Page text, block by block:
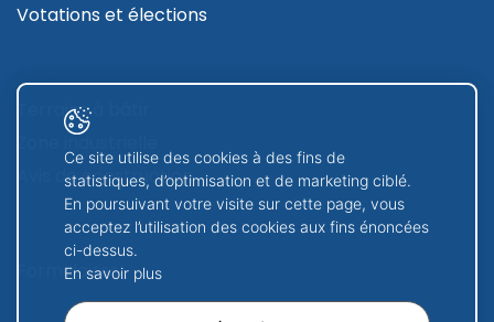
Votations et élections
CONTRUIRE
Terrains à bâtir
Zone industrielle
Avis de construction
GUICHET VIRTUEL
Formulaires
Ce site utilise des cookies à des fins de
statistiques, d’optimisation et de marketing ciblé.
En poursuivant votre visite sur cette page, vous
acceptez l’utilisation des cookies aux fins énoncées
ci-dessus.
En savoir plus